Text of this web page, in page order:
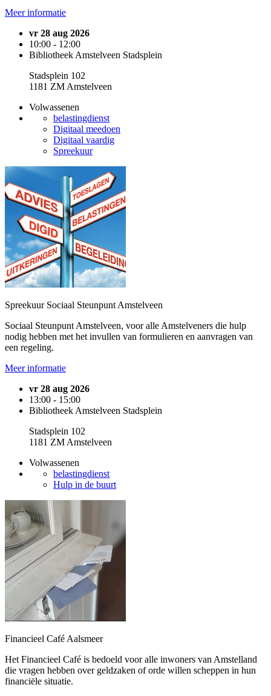
Meer informatie
vr 28 aug 2026
10:00 - 12:00
Bibliotheek Amstelveen Stadsplein
Stadsplein 102
1181 ZM Amstelveen
Volwassenen
belastingdienst
Digitaal meedoen
Digitaal vaardig
Spreekuur
Spreekuur Sociaal Steunpunt Amstelveen
Sociaal Steunpunt Amstelveen, voor alle Amstelveners die hulp
nodig hebben met het invullen van formulieren en aanvragen van
een regeling.
Meer informatie
vr 28 aug 2026
13:00 - 15:00
Bibliotheek Amstelveen Stadsplein
Stadsplein 102
1181 ZM Amstelveen
Volwassenen
belastingdienst
Hulp in de buurt
Financieel Café Aalsmeer
Het Financieel Café is bedoeld voor alle inwoners van Amstelland
die vragen hebben over geldzaken of orde willen scheppen in hun
financiële situatie.